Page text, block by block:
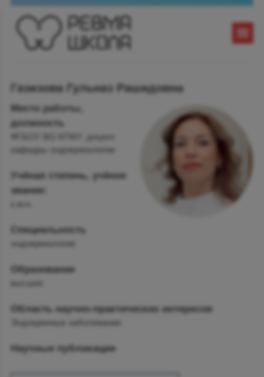
Газизова Гульназ Рашидовна
Место работы,
должность
ФГБОУ ВО КГМУ, доцент
кафедры эндокринологии
Учёная степень, учёное
звание:
к.м.н.
Специальность
эндокринология
Образование
высшее
Область научно-практических интересов
Эндокринные заболевания
Научные публикации